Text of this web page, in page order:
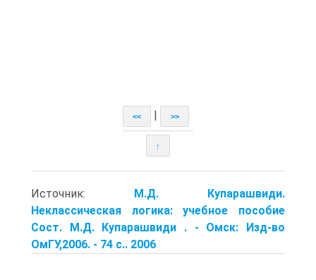
<< >>
↑
Источник: М.Д. Купарашвиди.
Неклассическая логика: учебное пособие
Сост. М.Д. Купарашвиди . - Омск: Изд-во
ОмГУ,2006. - 74 с.. 2006